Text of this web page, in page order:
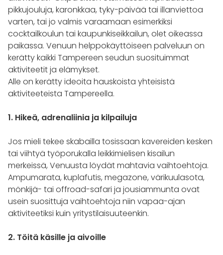
pikkujouluja, karonkkaa, tyky-päivää tai illanviettoa
varten, tai jo valmis varaamaan esimerkiksi
cocktailkoulun tai kaupunkiseikkailun, olet oikeassa
paikassa. Venuun helppokäyttöiseen palveluun on
kerätty kaikki Tampereen seudun suosituimmat
aktiviteetit ja elämykset.
Alle on kerätty ideoita hauskoista yhteisistä
aktiviteeteista Tampereella.
1. Hikeä, adrenaliinia ja kilpailuja
Jos mieli tekee skabailla tosissaan kavereiden kesken
tai viihtyä työporukalla leikkimielisen kisailun
merkeissä, Venuusta löydät mahtavia vaihtoehtoja.
Ampumarata, kuplafutis, megazone, värikuulasota,
mönkijä- tai offroad-safari ja jousiammunta ovat
usein suosittuja vaihtoehtoja niin vapaa-ajan
aktiviteetiksi kuin yritystilaisuuteenkin.
2. Töitä käsille ja aivoille